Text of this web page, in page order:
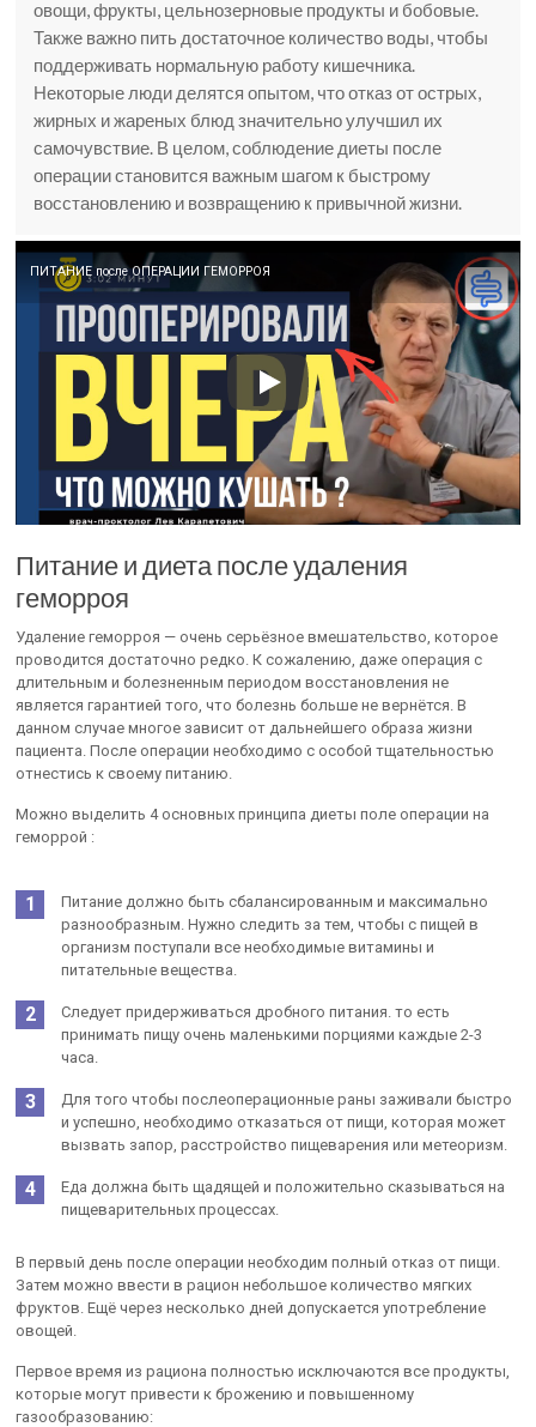
овощи, фрукты, цельнозерновые продукты и бобовые.
Также важно пить достаточное количество воды, чтобы
поддерживать нормальную работу кишечника.
Некоторые люди делятся опытом, что отказ от острых,
жирных и жареных блюд значительно улучшил их
самочувствие. В целом, соблюдение диеты после
операции становится важным шагом к быстрому
восстановлению и возвращению к привычной жизни.
ПИТАНИЕ после ОПЕРАЦИИ ГЕМОРРОЯ
Питание и диета после удаления
геморроя
Удаление геморроя — очень серьёзное вмешательство, которое
проводится достаточно редко. К сожалению, даже операция с
длительным и болезненным периодом восстановления не
является гарантией того, что болезнь больше не вернётся. В
данном случае многое зависит от дальнейшего образа жизни
пациента. После операции необходимо с особой тщательностью
отнестись к своему питанию.
Можно выделить 4 основных принципа диеты поле операции на
геморрой :
Питание должно быть сбалансированным и максимально
разнообразным. Нужно следить за тем, чтобы с пищей в
организм поступали все необходимые витамины и
питательные вещества.
Следует придерживаться дробного питания. то есть
принимать пищу очень маленькими порциями каждые 2-3
часа.
Для того чтобы послеоперационные раны заживали быстро
и успешно, необходимо отказаться от пищи, которая может
вызвать запор, расстройство пищеварения или метеоризм.
Еда должна быть щадящей и положительно сказываться на
пищеварительных процессах.
В первый день после операции необходим полный отказ от пищи.
Затем можно ввести в рацион небольшое количество мягких
фруктов. Ещё через несколько дней допускается употребление
овощей.
Первое время из рациона полностью исключаются все продукты,
которые могут привести к брожению и повышенному
газообразованию: